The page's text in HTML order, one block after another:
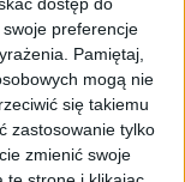
swoje preferencje
Pamiętaj,
mogą nie
się takiemu
zastosowanie tylko
zmienić swoje
jest
mogą
im
Gracze,
na interakcje